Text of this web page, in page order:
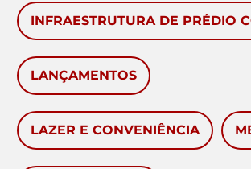
INFRAESTRUTURA DE PRÉDIO
LANÇAMENTOS
LAZER E CONVENIÊNCIA